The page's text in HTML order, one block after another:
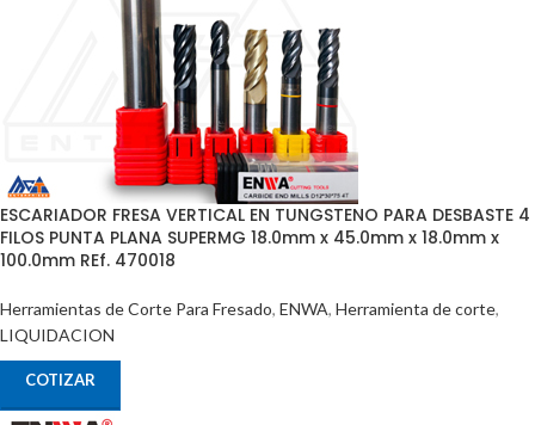
ESCARIADOR FRESA VERTICAL EN TUNGSTENO PARA DESBASTE 4
FILOS PUNTA PLANA SUPERMG 18.0mm x 45.0mm x 18.0mm x
100.0mm REf. 470018
Herramientas de Corte Para Fresado, ENWA, Herramienta de corte,
LIQUIDACION
COTIZAR